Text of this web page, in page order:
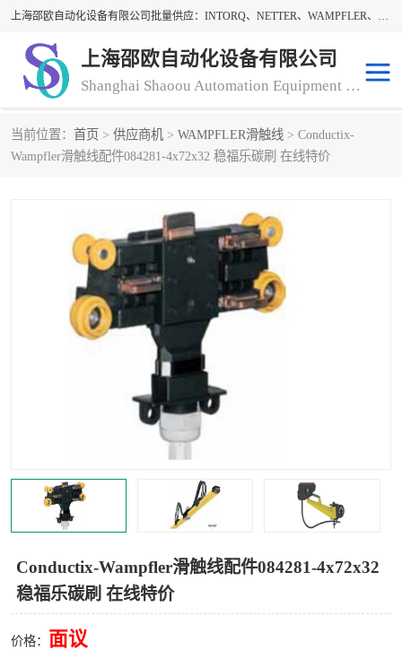
上海邵欧自动化设备有限公司批量供应：INTORQ、NETTER、WAMPFLER、WARNER、WICHITA、三菱离合器、warner离合器、NETTER振动器、WAMPFLER滑触线。上海邵欧自动化设备有限公司提供创新技术与产品解决方案，让客户享有高性价比，优质的产品和服务，我们坚持以持续技术和服务创新为客户不断创造价值。欢迎来电咨询！
上海邵欧自动化设备有限公司
Shanghai Shaoou Automation Equipment Co., Ltd
当前位置： 首页 > 供应商机 > WAMPFLER滑触线 > Conductix-
Wampfler滑触线配件084281-4x72x32 稳福乐碳刷 在线特价
Conductix-Wampfler滑触线配件084281-4x72x32
稳福乐碳刷 在线特价
价格： 面议
warner离合器 LENZE
INTORQ 三菱离合器
BISON GEAR DAYTON
LEESON ELECTRIC
WICHITA Cleveland 张力控制器
MYCOM步进电机
Warner Linear